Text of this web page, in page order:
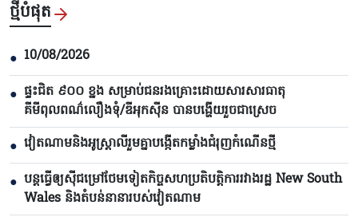
ថ្មីបំផុត
● 10/08/2026
● ផ្ទះជិត ៩០០ ខ្នង សម្រាប់ជនរងគ្រោះដោយសារសារធាតុ
គីមីពុលពណ៌លឿងទុំ/ឌីអុកស៊ីន បានបង្ហើយរួចជាស្រេច
● វៀតណាមនិងអូស្ត្រាលីរួមគ្នាបង្កើតកម្លាំងជំរុញកំណើនថ្មី
● បន្តធ្វើឲ្យស៊ីជម្រៅថែមទៀតកិច្ចសហប្រតិបត្តិការរវាងរដ្ឋ New South
Wales និងតំបន់នានារបស់វៀតណាម